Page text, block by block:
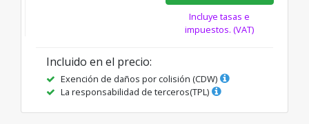
Incluye tasas e
impuestos. (VAT)
Incluido en el precio:
Exención de daños por colisión (CDW)
La responsabilidad de terceros(TPL)